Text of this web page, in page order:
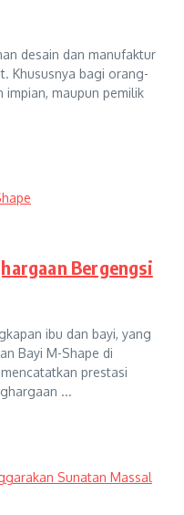
desain dan manufaktur
Khususnya bagi orang-
impian, maupun pemilik
Bergengsi
ibu dan bayi, yang
Bayi M-Shape di
prestasi
...